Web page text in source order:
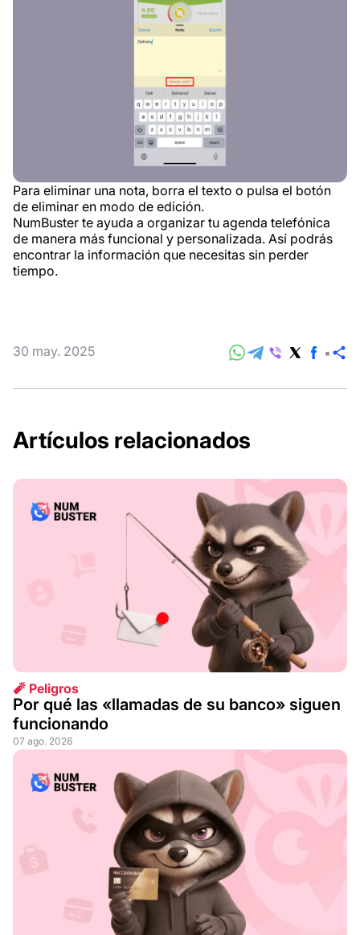
Para eliminar una nota, borra el texto o pulsa el botón
de eliminar en modo de edición.
NumBuster te ayuda a organizar tu agenda telefónica
de manera más funcional y personalizada. Así podrás
encontrar la información que necesitas sin perder
tiempo.
30 may. 2025
Artículos relacionados
🧨 Peligros
Por qué las «llamadas de su banco» siguen
funcionando
07 ago. 2026